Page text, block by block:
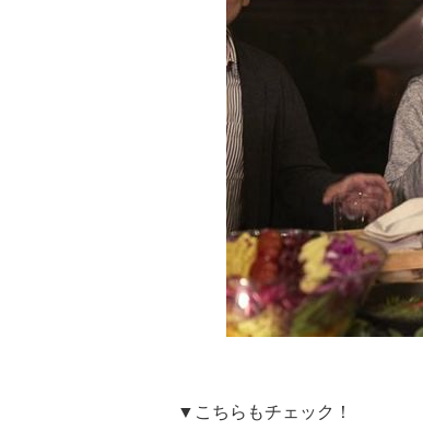
▼こちらもチェック！